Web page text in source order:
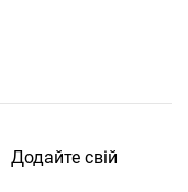
Додайте свій